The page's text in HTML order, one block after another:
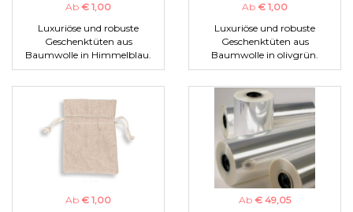
Ab € 1,00
Luxuriöse und robuste
Geschenktüten aus
Baumwolle in Himmelblau.
Ab € 1,00
Luxuriöse und robuste
Geschenktüten aus
Baumwolle in olivgrün.
Ab € 1,00
Ab € 49,05